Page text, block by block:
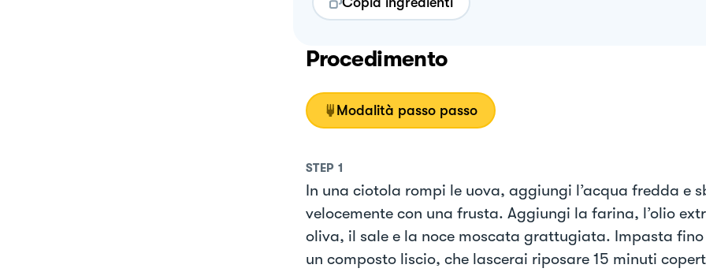
Procedimento
Modalità passo passo
STEP 1
In una ciotola rompi le uova, aggiungi l’acqua fredda e
velocemente con una frusta. Aggiungi la farina, l’olio
oliva, il sale e la noce moscata grattugiata. Impasta
un composto liscio, che lascerai riposare 15 minuti